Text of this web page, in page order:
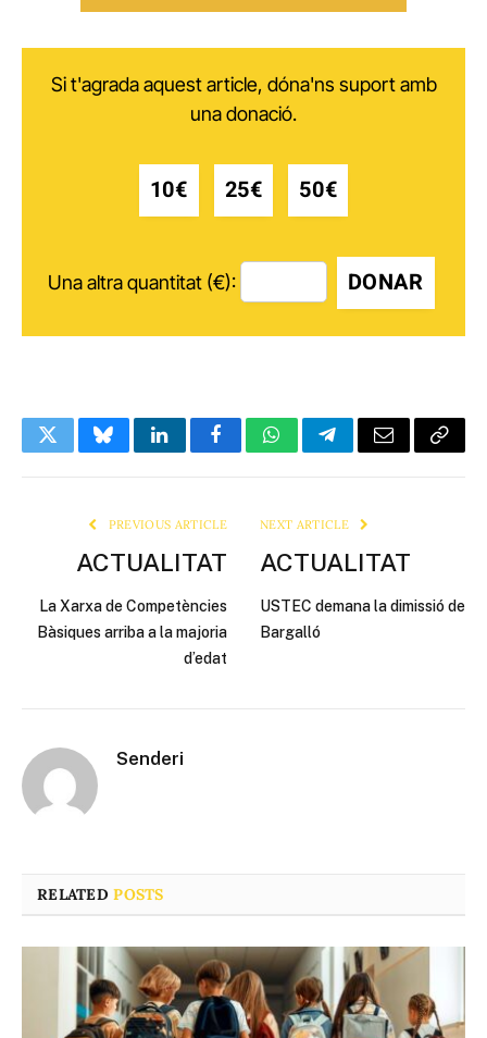
Si t'agrada aquest article, dóna'ns suport amb
una donació.
10€ 25€ 50€
Una altra quantitat (€): DONAR
TwitterBlueskyLinkedInFacebookWhatsAppTelegramEmail Copy
PREVIOUS ARTICLE
ACTUALITAT
La Xarxa de Competències
Bàsiques arriba a la majoria
d’edat
NEXT ARTICLE
ACTUALITAT
USTEC demana la dimissió de
Bargalló
Senderi
RELATEDPOSTS